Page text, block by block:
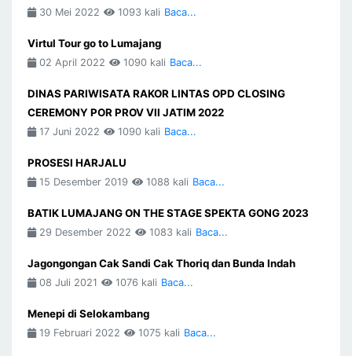
30 Mei 2022 1093 kali Baca...
Virtul Tour go to Lumajang
02 April 2022 1090 kali Baca...
DINAS PARIWISATA RAKOR LINTAS OPD CLOSING
CEREMONY POR PROV VII JATIM 2022
17 Juni 2022 1090 kali Baca...
PROSESI HARJALU
15 Desember 2019 1088 kali Baca...
BATIK LUMAJANG ON THE STAGE SPEKTA GONG 2023
29 Desember 2022 1083 kali Baca...
Jagongongan Cak Sandi Cak Thoriq dan Bunda Indah
08 Juli 2021 1076 kali Baca...
Menepi di Selokambang
19 Februari 2022 1075 kali Baca...